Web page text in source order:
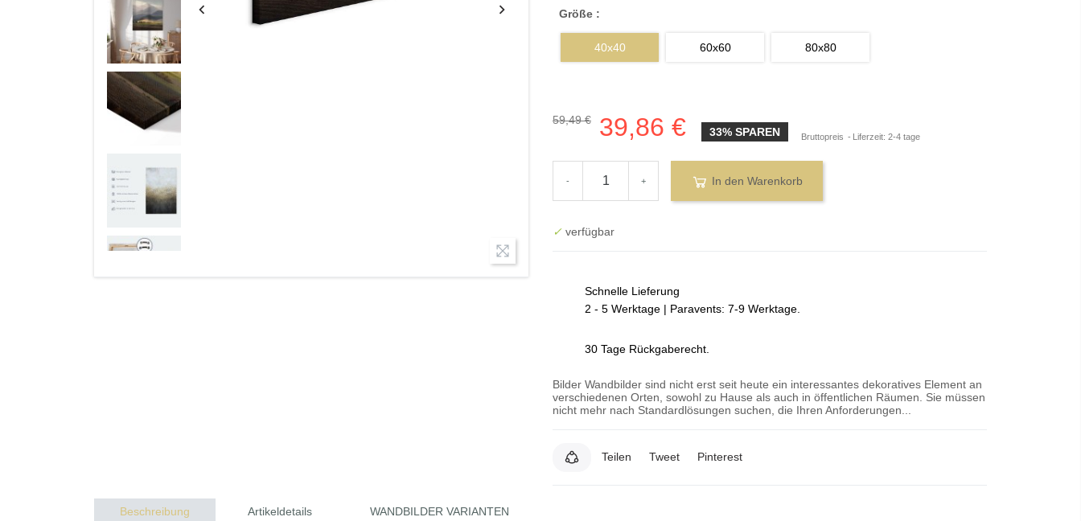
Größe :
40x40 60x60 80x80
59,49 € 39,86 € 33% SPAREN Bruttopreis Liferzeit: 2-4 tage
- + In den Warenkorb
✓ verfügbar
Schnelle Lieferung
2 - 5 Werktage | Paravents: 7-9 Werktage.
30 Tage Rückgaberecht.
Bilder Wandbilder sind nicht erst seit heute ein interessantes dekoratives Element an
verschiedenen Orten, sowohl zu Hause als auch in öffentlichen Räumen. Sie müssen
nicht mehr nach Standardlösungen suchen, die Ihren Anforderungen...
Teilen Tweet Pinterest
Beschreibung Artikeldetails WANDBILDER VARIANTEN